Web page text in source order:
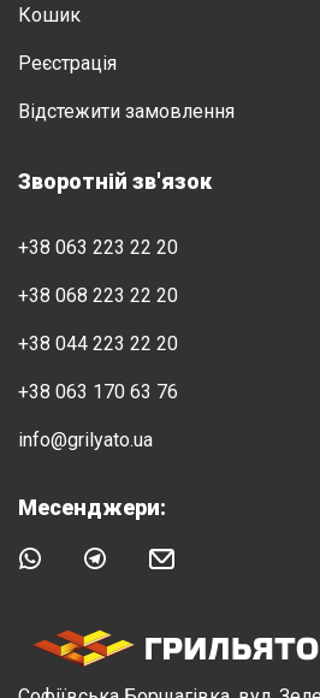
Кошик
Реєстрація
Відстежити замовлення
Зворотній зв'язок
+38 063 223 22 20
+38 068 223 22 20
+38 044 223 22 20
+38 063 170 63 76
info@grilyato.ua
Месенджери: